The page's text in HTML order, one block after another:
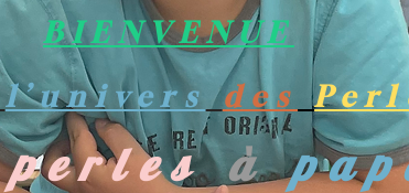
BIENVENUE
l’univers des
perles à